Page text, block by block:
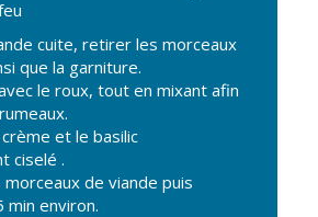
cuite, retirer les morceaux
que la garniture.
le roux, tout en mixant afin
et le basilic
ciselé .
de viande puis
min environ.